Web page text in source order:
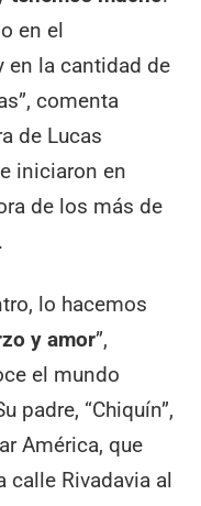
en el
en la cantidad de
comenta
de Lucas
iniciaron en
de los más de
lo hacemos
y amor”,
el mundo
padre, “Chiquín”,
América, que
calle Rivadavia al